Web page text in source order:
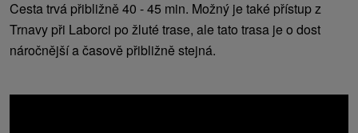
Cesta trvá přibližně 40 - 45 min. Možný je také přístup z
Trnavy při Laborci po žluté trase, ale tato trasa je o dost
náročnější a časově přibližně stejná.